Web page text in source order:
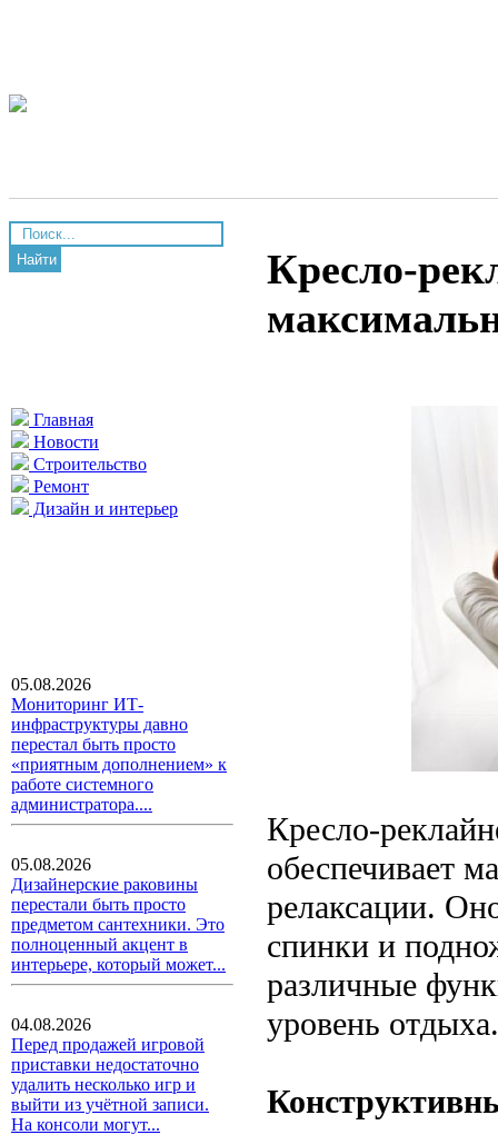
Найти
Главная
Новости
Строительство
Ремонт
Дизайн и интерьер
05.08.2026
Мониторинг ИТ-
инфраструктуры давно
перестал быть просто
«приятным дополнением» к
работе системного
администратора....
05.08.2026
Дизайнерские раковины
перестали быть просто
предметом сантехники. Это
полноценный акцент в
интерьере, который может...
04.08.2026
Перед продажей игровой
приставки недостаточно
удалить несколько игр и
выйти из учётной записи.
На консоли могут...
Кресло-
Кресло-
обеспечивает
релаксации.
спинки и
различные
уровень отдыха.